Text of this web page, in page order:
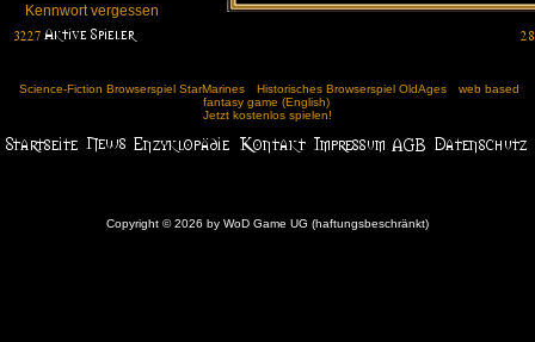
Kennwort vergessen
Science-Fiction Browserspiel StarMarines Historisches Browserspiel OldAges
web based
fantasy game (English)
Jetzt kostenlos spielen!
Copyright © 2026 by WoD Game UG (haftungsbeschränkt)